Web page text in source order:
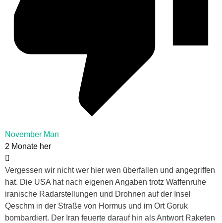
November Man
2 Monate her
Vergessen wir nicht wer hier wen überfallen und angegriffen
hat. Die USA hat nach eigenen Angaben trotz Waffenruhe
iranische Radarstellungen und Drohnen auf der Insel
Qeschm in der Straße von Hormus und im Ort Goruk
bombardiert. Der Iran feuerte darauf hin als Antwort Raketen